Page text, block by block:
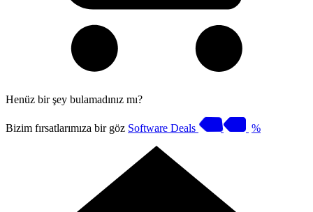
Henüz bir şey bulamadınız mı?
Bizim fırsatlarımıza bir göz Software Deals %